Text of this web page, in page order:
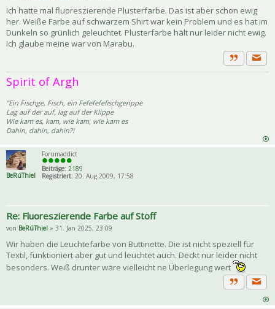
Ich hatte mal fluoreszierende Plusterfarbe. Das ist aber schon ewig
her. Weiße Farbe auf schwarzem Shirt war kein Problem und es hat im
Dunkeln so grünlich geleuchtet. Plusterfarbe hält nur leider nicht ewig.
Ich glaube meine war von Marabu.
Zitat
Spirit of Argh
"Ein Fischge, Fisch, ein Fefefefefischgerippe
Lag auf der auf, lag auf der Klippe
Wie kam es, kam, wie kam, wie kam es
Dahin, dahin, dahin?!
BeRúThiel
Forumaddict
Beiträge: 2189
Registriert: 20. Aug 2009, 17:58
Re: Fluoreszierende Farbe auf Stoff
von BeRúThiel » 31. Jan 2025, 23:09
Wir haben die Leuchtefarbe von Buttinette. Die ist nicht speziell für
Textil, funktioniert aber gut und leuchtet auch. Deckt nur leider nicht
besonders. Weiß drunter wäre vielleicht ne Überlegung wert
Zitat